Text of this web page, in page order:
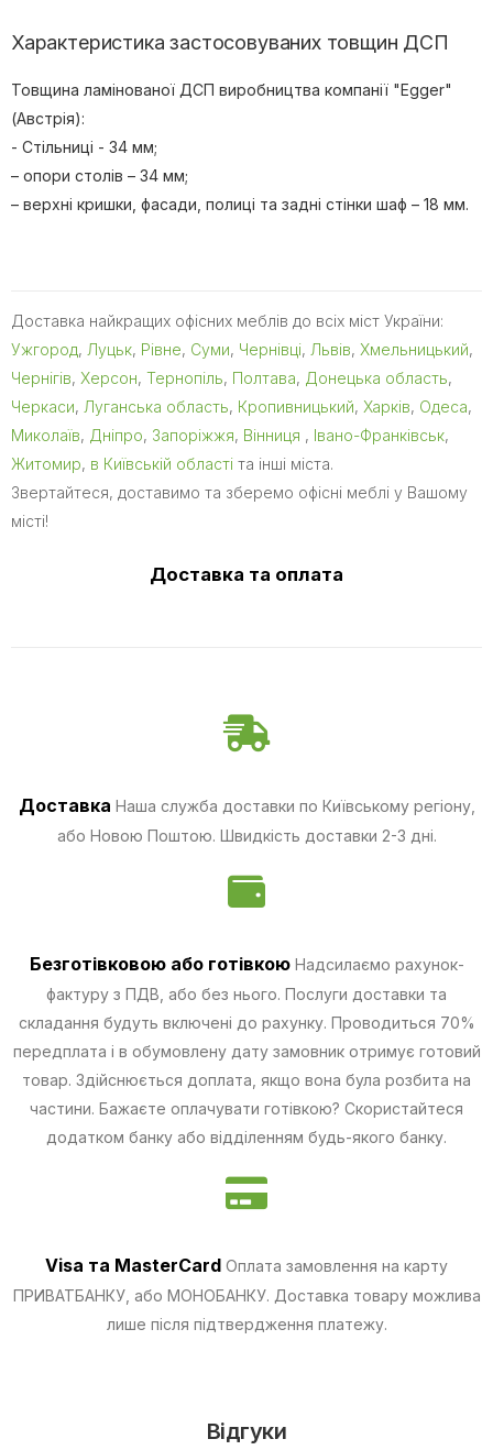
Характеристика застосовуваних товщин ДСП
Товщина ламінованої ДСП виробництва компанії "Egger"
(Австрія):
- Стільниці - 34 мм;
– опори столів – 34 мм;
– верхні кришки, фасади, полиці та задні стінки шаф – 18 мм.
Доставка найкращих офісних меблів до всіх міст України:
Ужгород, Луцьк, Рівне, Суми, Чернівці, Львів, Хмельницький,
Чернігів, Херсон, Тернопіль, Полтава, Донецька область,
Черкаси, Луганська область, Кропивницький, Харків, Одеса,
Миколаїв, Дніпро, Запоріжжя, Вінниця , Івано-Франківськ,
Житомир, в Київській області та інші міста.
Звертайтеся, доставимо та зберемо офісні меблі у Вашому
місті!
Доставка та оплата
Доставка Наша служба доставки по Київському регіону,
або Новою Поштою. Швидкість доставки 2-3 дні.
Безготівковою або готівкою Надсилаємо рахунок-
фактуру з ПДВ, або без нього. Послуги доставки та
складання будуть включені до рахунку. Проводиться 70%
передплата і в обумовлену дату замовник отримує готовий
товар. Здійснюється доплата, якщо вона була розбита на
частини. Бажаєте оплачувати готівкою? Скористайтеся
додатком банку або відділенням будь-якого банку.
Visa та MasterCard Оплата замовлення на карту
ПРИВАТБАНКУ, або МОНОБАНКУ. Доставка товару можлива
лише після підтвердження платежу.
Відгуки